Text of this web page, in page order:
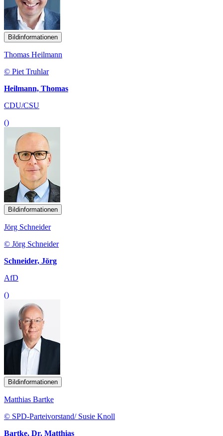
Bildinformationen
Thomas Heilmann
© Piet Truhlar
Heilmann, Thomas
CDU/CSU
()
Bildinformationen
Jörg Schneider
© Jörg Schneider
Schneider, Jörg
AfD
()
Bildinformationen
Matthias Bartke
© SPD-Parteivorstand/ Susie Knoll
Bartke, Dr. Matthias